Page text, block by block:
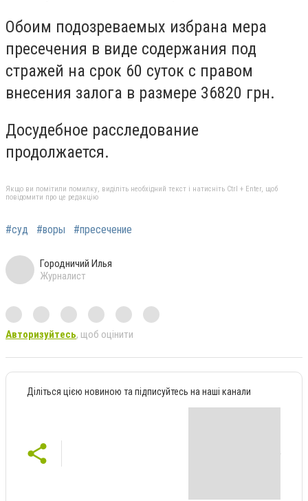
Обоим подозреваемых избрана мера
пресечения в виде содержания под
стражей на срок 60 суток с правом
внесения залога в размере 36820 грн.
Досудебное расследование
продолжается.
Якщо ви помітили помилку, виділіть необхідний текст і натисніть Ctrl + Enter, щоб
повідомити про це редакцію
#суд #воры #пресечение
Городничий Илья
Журналист
Авторизуйтесь, щоб оцінити
Діліться цією новиною та підписуйтесь на наші канали